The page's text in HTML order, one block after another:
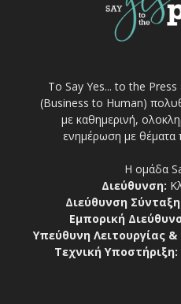
Το Say Yes... to the
(Business to Human)
με καθημερινή,
ενημέρωση με
Η ομάδα
Διεύθυνση:
Διεύθυνση
Εμπορική
Υπεύθυνη Λειτουργίας
Τεχνική Υποστήριξη: